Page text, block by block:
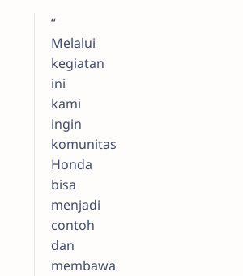
“
Melalui
kegiatan
ini
kami
ingin
komunitas
Honda
bisa
menjadi
contoh
dan
membawa